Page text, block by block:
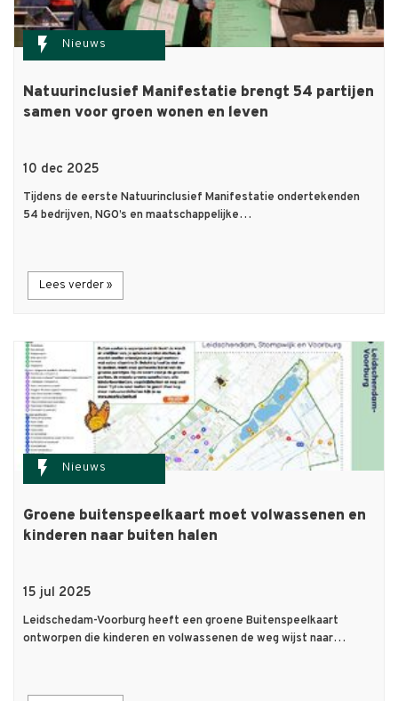
flash_on Nieuws
Natuurinclusief Manifestatie brengt 54 partijen
samen voor groen wonen en leven
10 dec 2025
Tijdens de eerste Natuurinclusief Manifestatie ondertekenden
54 bedrijven, NGO’s en maatschappelijke…
Lees verder »
flash_on Nieuws
Groene buitenspeelkaart moet volwassenen en
kinderen naar buiten halen
15 jul 2025
Leidschedam-Voorburg heeft een groene Buitenspeelkaart
ontworpen die kinderen en volwassenen de weg wijst naar…